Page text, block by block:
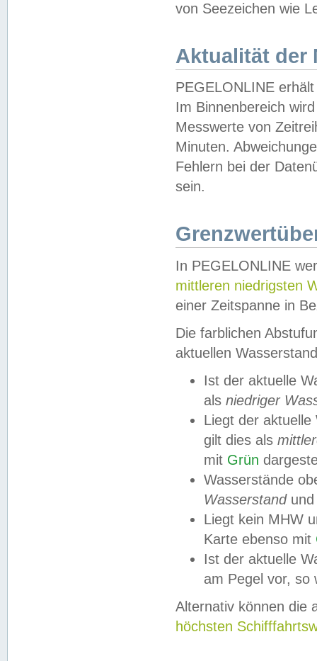
von Seezeichen wie
Aktualität der
PEGELONLINE
Im Binnenbereich
Messwerte von
Minuten.
Fehlern bei der
sein.
In PEGELONLINE
mittleren niedrigsten
einer Zeitspanne in
Die farblichen
aktuellen
Ist der aktuelle
als niedriger
Liegt der
gilt dies als
mit Grün
Wasserstände
Wasserstandund
Liegt kein MHW
Karte ebenso mit
Ist der aktuelle
am Pegel vor,
Alternativ können die
höchsten